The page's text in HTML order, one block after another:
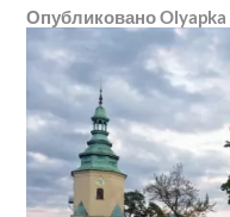
ОпубликованоOlyapka